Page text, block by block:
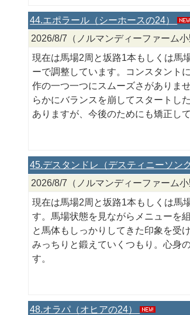
44.エポラール（シーホースの24）
2026/8/7（ノルマンディーファーム
現在は馬場2周と坂路1本もしくは馬
ーで調整しています。コンスタント
作の一つ一つにスムーズさがありま
らかにバランスを崩してスタートし
ありますが、今後のためにも矯正し
45.デスタンドレ（デスティニーソン
2026/8/7（ノルマンディーファーム
現在は馬場2周と坂路1本もしくは馬
す。馬場状態を見ながらメニューを
と馬体もしっかりしてきた印象を受
みっちりと鍛えていくつもり。心身
す。
48.オラパ（オヒアの24）